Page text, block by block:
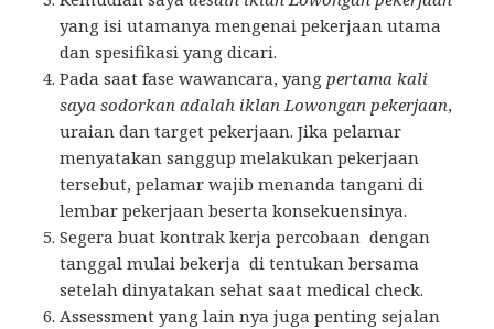
yang isi utamanya mengenai pekerjaan utama
dan spesifikasi yang dicari.
Pada saat fase wawancara, yang pertama kali
saya sodorkan adalah iklan Lowongan pekerjaan,
uraian dan target pekerjaan. Jika pelamar
menyatakan sanggup melakukan pekerjaan
tersebut, pelamar wajib menanda tangani di
lembar pekerjaan beserta konsekuensinya.
Segera buat kontrak kerja percobaan dengan
tanggal mulai bekerja di tentukan bersama
setelah dinyatakan sehat saat medical check.
Assessment yang lain nya juga penting sejalan